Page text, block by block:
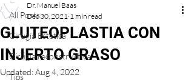
All Posts
Cirugía Estética
Cirugía reconstructiva
Tips
GLUTEOPLASTIA CON
INJERTO GRASO
Dr. Manuel Baas
Dec 30, 2021 1 min read
Updated:Aug 4, 2022